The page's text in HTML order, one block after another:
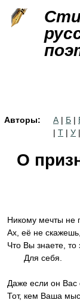
Авторы: А | Б |
| Т | У |
О
Никому мечты не
Ах, её не
Что Вы знаете, то
Для себя.
Даже если он Вас
Тот, кем Ваша